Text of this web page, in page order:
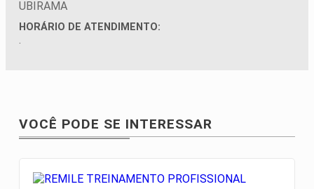
UBIRAMA
HORÁRIO DE ATENDIMENTO:
VOCÊ PODE SE INTERESSAR